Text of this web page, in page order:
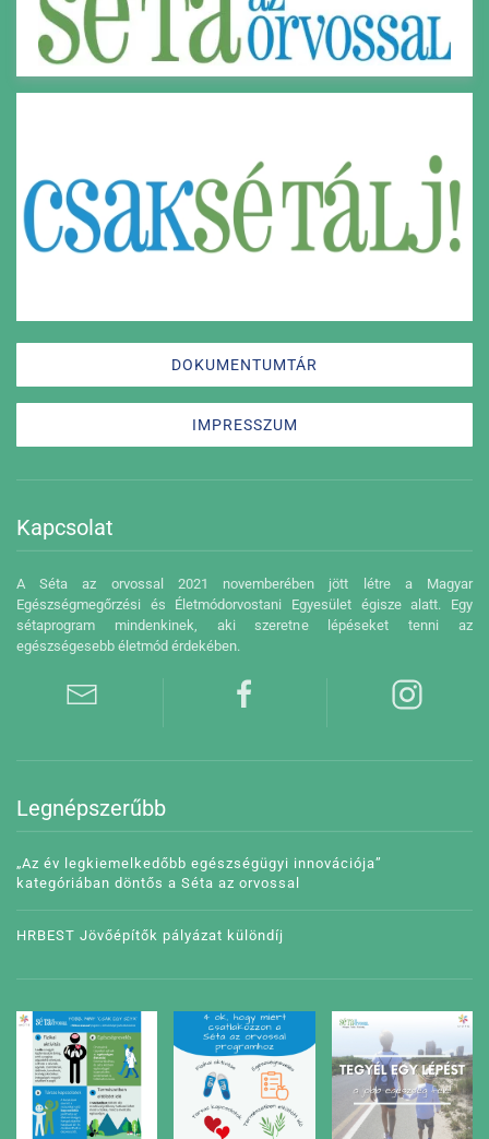
DOKUMENTUMTÁR
IMPRESSZUM
Kapcsolat
A Séta az orvossal 2021 novemberében jött létre a Magyar
Egészségmegőrzési és Életmódorvostani Egyesület égisze alatt. Egy
sétaprogram mindenkinek, aki szeretne lépéseket tenni az
egészségesebb életmód érdekében.
Legnépszerűbb
„Az év legkiemelkedőbb egészségügyi innovációja”
kategóriában döntős a Séta az orvossal
HRBEST Jövőépítők pályázat különdíj